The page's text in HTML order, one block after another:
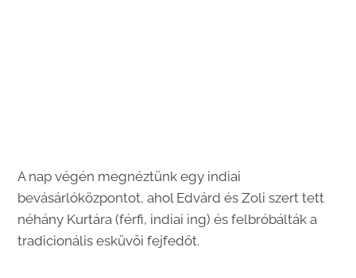
A nap végén megnéztünk egy indiai
bevásárlóközpontot, ahol Edvárd és Zoli szert tett
néhány Kurtára (férfi, indiai ing) és felbróbálták a
tradicionális esküvői fejfedőt.